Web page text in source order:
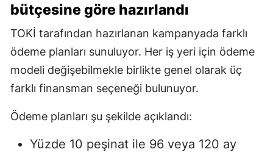
bütçesine göre hazırlandı
TOKİ tarafından hazırlanan kampanyada farklı
ödeme planları sunuluyor. Her iş yeri için ödeme
modeli değişebilmekle birlikte genel olarak üç
farklı finansman seçeneği bulunuyor.
Ödeme planları şu şekilde açıklandı:
Yüzde 10 peşinat ile 96 veya 120 ay